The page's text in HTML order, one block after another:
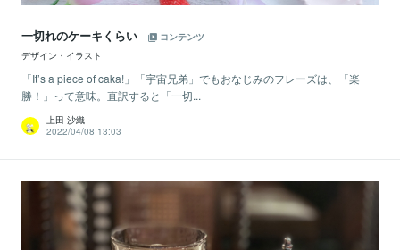
一切れのケーキくらい
コンテンツ
デザイン・イラスト
「It’s a piece of caka!」「宇宙兄弟」でもおなじみのフレーズは、「楽
勝！」って意味。直訳すると「一切...
上田 沙織
2022/04/08 13:03